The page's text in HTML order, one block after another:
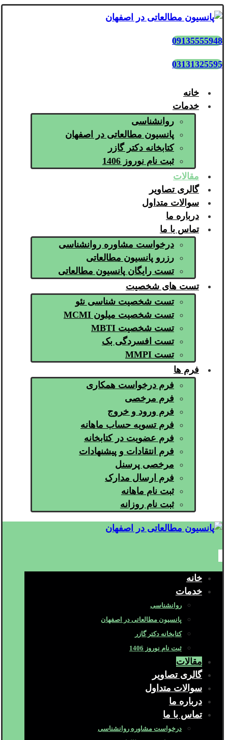
09135555948
03131325595
خانه
خدمات
روانشناسی
پانسیون مطالعاتی در اصفهان
کتابخانه دکتر گازر
ثبت نام نوروز 1406
مقالات
گالری تصاویر
سوالات متداول
درباره ما
تماس با ما
درخواست مشاوره روانشناسی
رزرو پانسیون مطالعاتی
تست رایگان پانسیون مطالعاتی
تست های شخصیت
تست شخصیت شناسی نئو
تست شخصیت میلون MCMI
تست شخصیت MBTI
تست افسردگی بک
تست MMPI
فرم ها
فرم درخواست همکاری
فرم مرخصی
فرم ورود و خروج
فرم تسویه حساب ماهانه
فرم عضویت در کتابخانه
فرم انتقادات و پیشنهادات
مرخصی پرسنل
فرم ارسال مدارک
ثبت نام ماهانه
ثبت نام روزانه
خانه
خدمات
روانشناسی
پانسیون مطالعاتی در اصفهان
کتابخانه دکتر گازر
ثبت نام نوروز 1406
مقالات
گالری تصاویر
سوالات متداول
درباره ما
تماس با ما
درخواست مشاوره روانشناسی